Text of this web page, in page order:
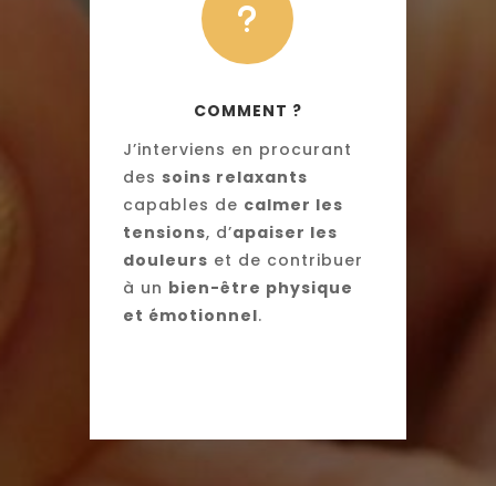
u
COMMENT ?
J’interviens en procurant
des soins relaxants
capables de calmer les
tensions, d’apaiser les
douleurs et de contribuer
à un bien-être physique
et émotionnel.